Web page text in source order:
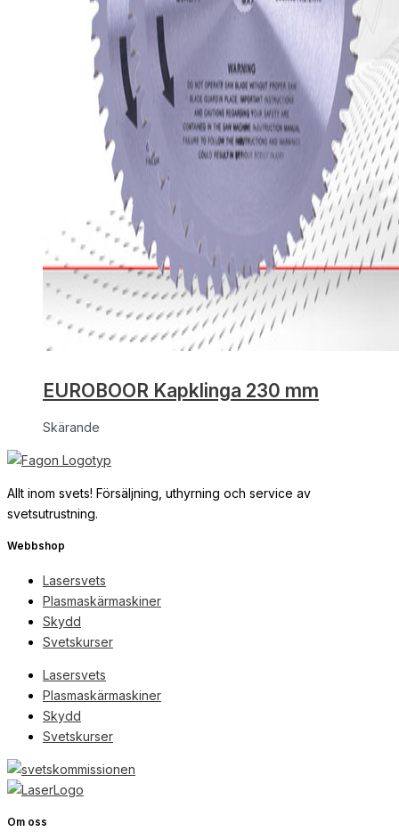
EUROBOOR Kapklinga 230 mm
Skärande
Allt inom svets! Försäljning, uthyrning och service av
svetsutrustning.
Webbshop
Lasersvets
Plasmaskärmaskiner
Skydd
Svetskurser
Lasersvets
Plasmaskärmaskiner
Skydd
Svetskurser
Om oss